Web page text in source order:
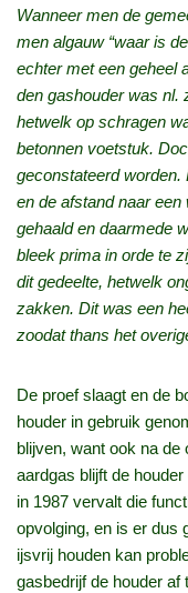
Wanneer men de
men algauw “waar is
echter met een geheel
den gashouder was nl.
hetwelk op schragen
betonnen voetstuk.
geconstateerd worden.
en de afstand naar
gehaald en daarmede
bleek prima in orde te
dit gedeelte, hetwelk
zakken. Dit was een
zoodat thans het
De proef slaagt en de
houder in gebruik
blijven, want ook na
aardgas blijft de
in 1987 vervalt die
opvolging, en is er dus
ijsvrij houden kan
gasbedrijf de houder